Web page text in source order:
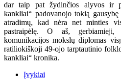
dar taip pat žydinčios alyvos ir
kankliai“ padovanojo tokią
atradimų, kad nėra net minties
pastraipėlę. O aš,
komunikacijos mokslų diplomas
ratiliokiškoji 49-ojo tarptautinio
kankliai“ kronika.
Įvykiai